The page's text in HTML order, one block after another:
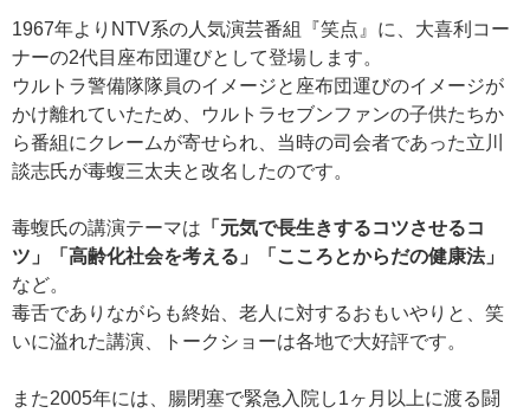
1967年よりNTV系の人気演芸番組『笑点』に、大喜利コー
ナーの2代目座布団運びとして登場します。
ウルトラ警備隊隊員のイメージと座布団運びのイメージが
かけ離れていたため、ウルトラセブンファンの子供たちか
ら番組にクレームが寄せられ、当時の司会者であった立川
談志氏が毒蝮三太夫と改名したのです。
毒蝮氏の講演テーマは 「元気で長生きするコツさせるコ
ツ」「高齢化社会を考える」「こころとからだの健康法」
など。
毒舌でありながらも終始、老人に対するおもいやりと、笑
いに溢れた講演、トークショーは各地で大好評です。
また2005年には、腸閉塞で緊急入院し1ヶ月以上に渡る闘